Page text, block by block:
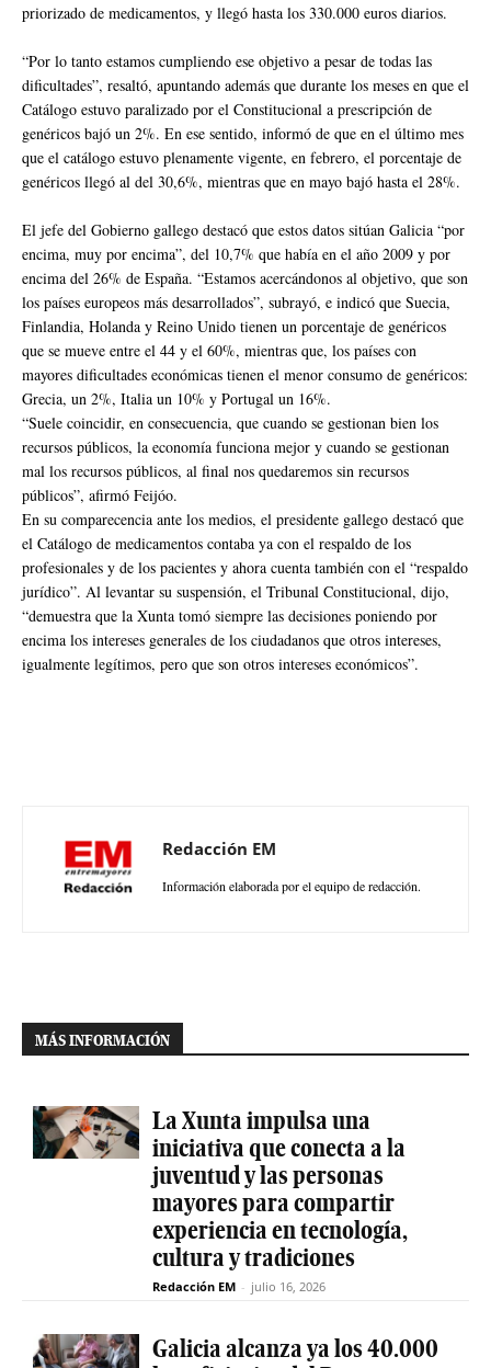
priorizado de medicamentos, y llegó hasta los 330.000 euros diarios.
“Por lo tanto estamos cumpliendo ese objetivo a pesar de todas las
dificultades”, resaltó, apuntando además que durante los meses en que el
Catálogo estuvo paralizado por el Constitucional a prescripción de
genéricos bajó un 2%. En ese sentido, informó de que en el último mes
que el catálogo estuvo plenamente vigente, en febrero, el porcentaje de
genéricos llegó al del 30,6%, mientras que en mayo bajó hasta el 28%.
El jefe del Gobierno gallego destacó que estos datos sitúan Galicia “por
encima, muy por encima”, del 10,7% que había en el año 2009 y por
encima del 26% de España. “Estamos acercándonos al objetivo, que son
los países europeos más desarrollados”, subrayó, e indicó que Suecia,
Finlandia, Holanda y Reino Unido tienen un porcentaje de genéricos
que se mueve entre el 44 y el 60%, mientras que, los países con
mayores dificultades económicas tienen el menor consumo de genéricos:
Grecia, un 2%, Italia un 10% y Portugal un 16%.
“Suele coincidir, en consecuencia, que cuando se gestionan bien los
recursos públicos, la economía funciona mejor y cuando se gestionan
mal los recursos públicos, al final nos quedaremos sin recursos
públicos”, afirmó Feijóo.
En su comparecencia ante los medios, el presidente gallego destacó que
el Catálogo de medicamentos contaba ya con el respaldo de los
profesionales y de los pacientes y ahora cuenta también con el “respaldo
jurídico”. Al levantar su suspensión, el Tribunal Constitucional, dijo,
“demuestra que la Xunta tomó siempre las decisiones poniendo por
encima los intereses generales de los ciudadanos que otros intereses,
igualmente legítimos, pero que son otros intereses económicos”.
Redacción EM
Información elaborada por el equipo de redacción.
MÁS INFORMACIÓN
La Xunta impulsa una
iniciativa que conecta a la
juventud y las personas
mayores para compartir
experiencia en tecnología,
cultura y tradiciones
Redacción EM - julio 16, 2026
Galicia alcanza ya los 40.000